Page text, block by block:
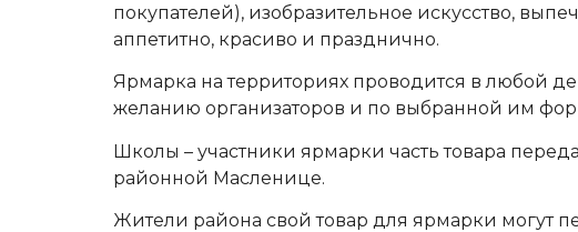
покупателей), изобразительное искусство,
аппетитно, красиво и празднично.
Ярмарка на территориях проводится в любой
желанию организаторов и по выбранной им
Школы – участники ярмарки часть товара
районной Масленице.
Жители района свой товар для ярмарки могут